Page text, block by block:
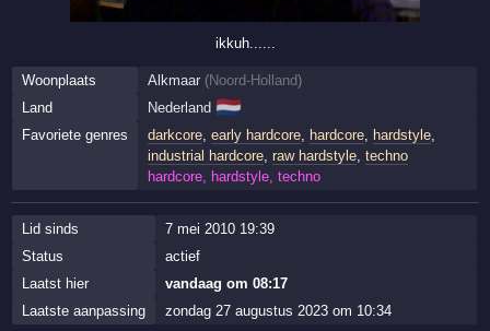
ikkuh......
Woonplaats Alkmaar (Noord-Holland)
Land
Nederland 🇳🇱
Favoriete genres darkcore, early hardcore, hardcore, hardstyle,
industrial hardcore, raw hardstyle, techno
hardcore, hardstyle, techno
Lid sinds
7 mei 2010 19:39
Status
actief
Laatst hier
vandaag om 08:17
Laatste aanpassing
zondag 27 augustus 2023 om 10:34